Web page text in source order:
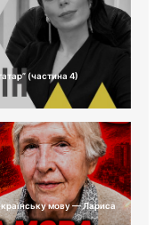
(частина 4)
мову — Лариса